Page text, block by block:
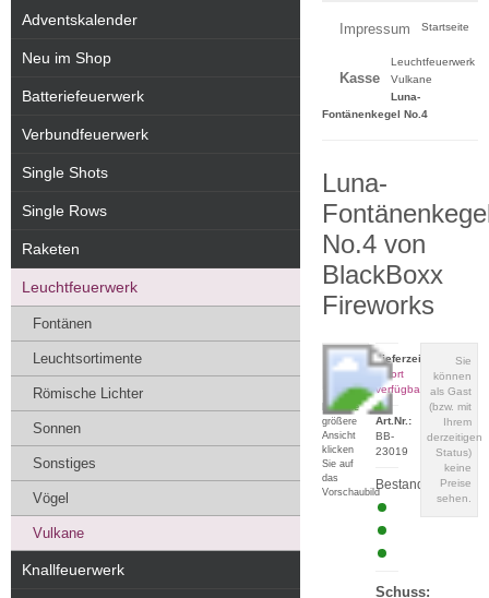
Impressum
Kasse
Startseite
Leuchtfeuerwerk
Vulkane
Luna-
Fontänenkegel No.4
Luna-
No.4 von
BlackBoxx
Fireworks
Für eine
größere
Ansicht
klicken
Sie auf
das
Vorschaubild
Sie
können
als Gast
(bzw. mit
Ihrem
derzeitigen
Status)
keine
Preise
sehen.
Lieferzeit:
sofort
verfügbar
Art.Nr.:
BB-
23019
Bestand:
Schuss:
Adventskalender
Neu im Shop
Batteriefeuerwerk
Verbundfeuerwerk
Single Shots
Single Rows
Raketen
Leuchtfeuerwerk
Fontänen
Leuchtsortimente
Römische Lichter
Sonnen
Sonstiges
Vögel
Vulkane
Knallfeuerwerk